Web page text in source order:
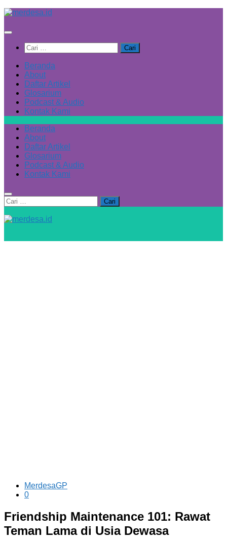
Skip
content
Cari
untuk:
Beranda
About
Daftar Artikel
Glosarium
Podcast & Audio
Kontak Kami
Beranda
About
Daftar Artikel
Glosarium
Podcast & Audio
Kontak Kami
Cari
untuk:
MerdesaGP
0
Friendship Maintenance 101: Rawat
Teman Lama di Usia Dewasa